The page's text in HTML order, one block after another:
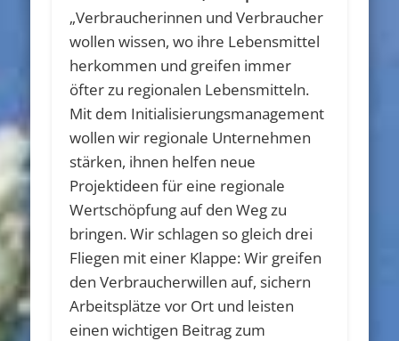
„Verbraucherinnen und Verbraucher
wollen wissen, wo ihre Lebensmittel
herkommen und greifen immer
öfter zu regionalen Lebensmitteln.
Mit dem Initialisierungsmanagement
wollen wir regionale Unternehmen
stärken, ihnen helfen neue
Projektideen für eine regionale
Wertschöpfung auf den Weg zu
bringen. Wir schlagen so gleich drei
Fliegen mit einer Klappe: Wir greifen
den Verbraucherwillen auf, sichern
Arbeitsplätze vor Ort und leisten
einen wichtigen Beitrag zum